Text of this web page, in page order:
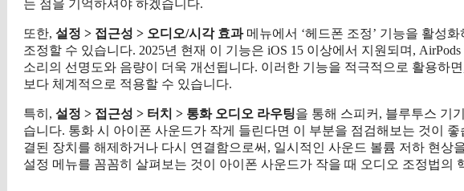
는 점을 기억하셔야 하겠습니다.
또한, 설정 > 접근성 > 오디오/시각 효과메뉴에서 ‘헤드폰 조정’ 기능을 활성
조정할 수 있습니다. 2025년 현재 이 기능은 iOS 15 이상에서 지원되며,
소리의 선명도와 음량이 더욱 개선됩니다. 이러한 기능을 적극적으로 활용하
보다 체계적으로 적용할 수 있습니다.
특히, 설정 > 접근성 > 터치 > 통화 오디오 라우팅을 통해 스피커, 블루투스 기
습니다. 통화 시 아이폰 사운드가 작게 들린다면 이 부분을 점검해보는 것이
결된 장치를 해제하거나 다시 연결함으로써, 일시적인 사운드 볼륨 저하 현상
설정 메뉴를 꼼꼼히 살펴보는 것이 아이폰 사운드가 작을 때 오디오 조정법의